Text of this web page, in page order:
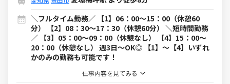
＼フルタイム勤務／ 【1】06：00～15：00（休憩60
分） 【2】08：30～17：30（休憩60分） ＼短時間勤務
／ 【3】05：00～09：00（休憩なし） 【4】15：00～
20：00（休憩なし） 週3日～OK◎ 【1】～【4】いずれ
かのみの勤務も可能です！
仕事内容を見てみる